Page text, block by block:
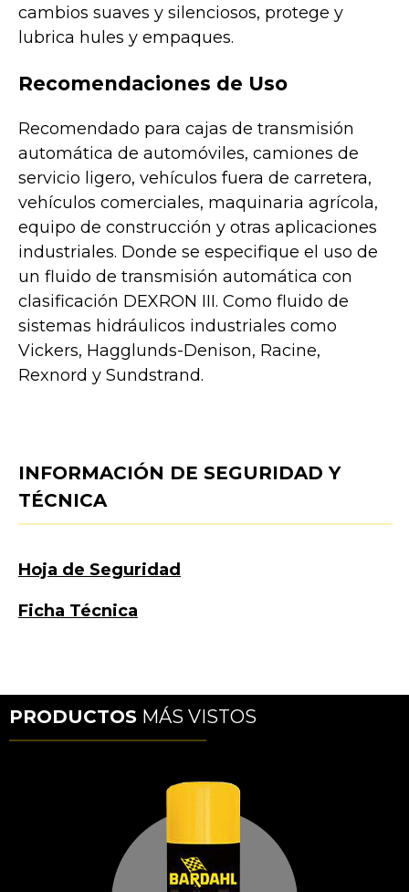
cambios suaves y silenciosos, protege y
lubrica hules y empaques.
Recomendaciones de Uso
Recomendado para cajas de transmisión
automática de automóviles, camiones de
servicio ligero, vehículos fuera de carretera,
vehículos comerciales, maquinaria agrícola,
equipo de construcción y otras aplicaciones
industriales. Donde se especifique el uso de
un fluido de transmisión automática con
clasificación DEXRON III. Como fluido de
sistemas hidráulicos industriales como
Vickers, Hagglunds-Denison, Racine,
Rexnord y Sundstrand.
INFORMACIÓN DE SEGURIDAD Y
TÉCNICA
Hoja de Seguridad
Ficha Técnica
PRODUCTOS MÁS VISTOS